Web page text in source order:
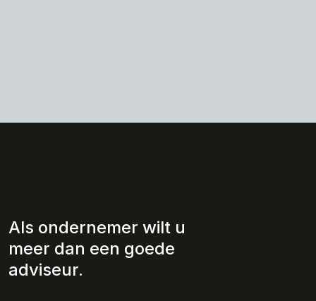
Als ondernemer wilt u
meer dan een goede
adviseur.